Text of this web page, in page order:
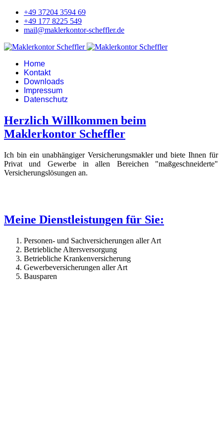
+49 37204 3594 69
+49 177 8225 549
mail@maklerkontor-scheffler.de
Home
Kontakt
Downloads
Impressum
Datenschutz
Herzlich Willkommen beim
Maklerkontor Scheffler
Ich bin ein unabhängiger Versicherungsmakler und biete Ihnen für
Privat und Gewerbe in allen Bereichen "maßgeschneiderte"
Versicherungslösungen an.
Meine Dienstleistungen für Sie:
Personen- und Sachversicherungen aller Art
Betriebliche Altersversorgung
Betriebliche Krankenversicherung
Gewerbeversicherungen aller Art
Bausparen